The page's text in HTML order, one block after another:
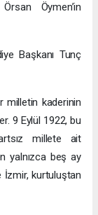
Öymen’in
Başkanı Tunç
milletin kaderinin
9 Eylül 1922, bu
millete ait
yalnızca beş ay
kurtuluştan